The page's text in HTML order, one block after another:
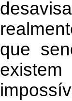
que